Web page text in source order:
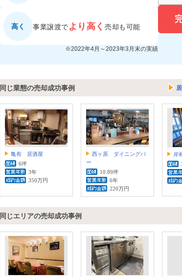
高く 事業譲渡でより高く売却も可能
※2022年4月～2023年3月末の実績
同じ業態の売却成功事例
亀有 居酒屋
6坪
3年
350万円
西ヶ原 ダイニングバ
ー
10.89坪
6年
220万円
岸
同じエリアの売却成功事例